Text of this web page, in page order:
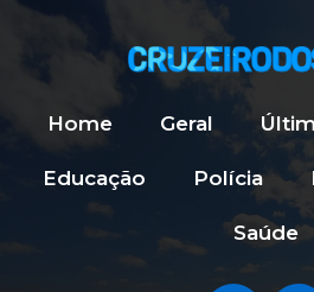
Home Geral
Educação Polícia
Saúde